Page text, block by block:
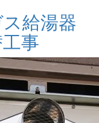
給湯器
事